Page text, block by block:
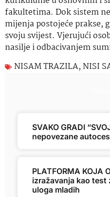
fakultetima. Dok sistem
mijenja postojeće prakse,
svoju svijest. Vjerujući
nasilje i odbacivanjem
NISAM TRAZILA,NISI
SVAKO GRADI
nepovezane
PLATFORMA KOJA
izražavanja kao test
uloga mladih